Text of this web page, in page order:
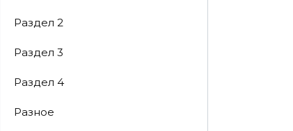
Раздел 2
Раздел 3
Раздел 4
Разное